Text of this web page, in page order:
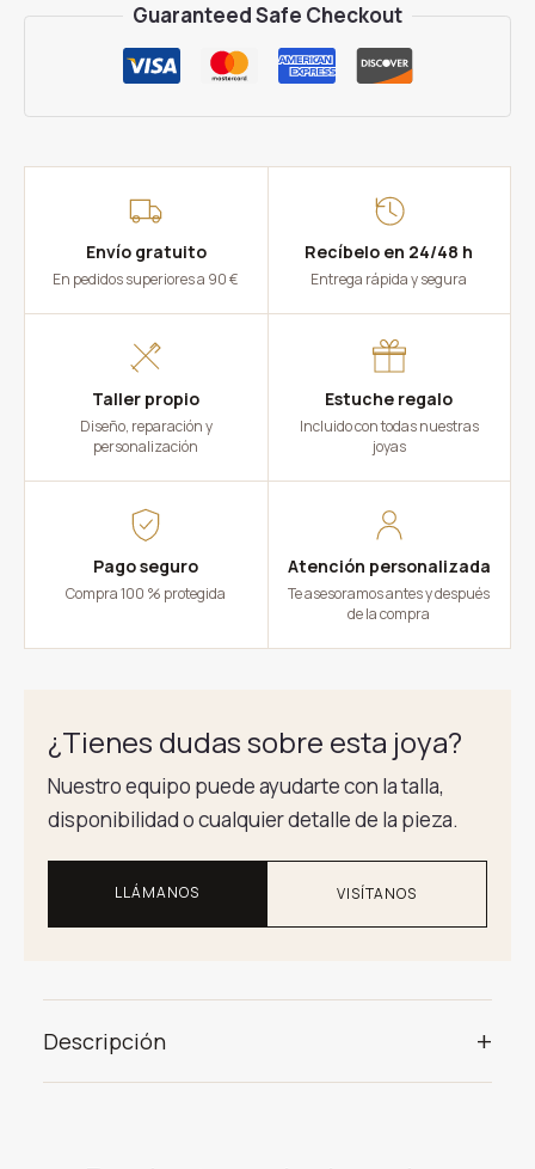
Guaranteed Safe Checkout
Envío gratuito
En pedidos superiores a 90 €
Recíbelo en 24/48 h
Entrega rápida y segura
Taller propio
Diseño, reparación y
personalización
Estuche regalo
Incluido con todas nuestras
joyas
Pago seguro
Compra 100 % protegida
Atención personalizada
Te asesoramos antes y después
de la compra
¿Tienes dudas sobre esta joya?
Nuestro equipo puede ayudarte con la talla,
disponibilidad o cualquier detalle de la pieza.
LLÁMANOS VISÍTANOS
Descripción +